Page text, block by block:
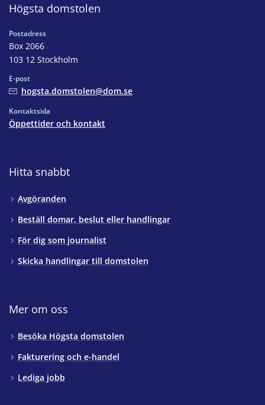
Högsta domstolen
Postadress
Box 2066
103 12 Stockholm
E-post
hogsta.domstolen@dom.se
Kontaktsida
Öppettider och kontakt
Hitta snabbt
Avgöranden
Beställ domar, beslut eller handlingar
För dig som journalist
Skicka handlingar till domstolen
Mer om oss
Besöka Högsta domstolen
Fakturering och e-handel
Lediga jobb